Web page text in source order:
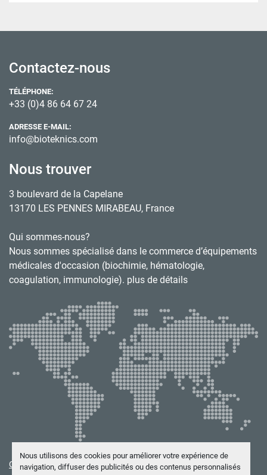
Nous utilisons des cookies pour améliorer votre expérience de
navigation, diffuser des publicités ou des contenus personnalisés
Contactez-nous
TÉLÉPHONE:
+33 (0)4 86 64 67 24
ADRESSE E-MAIL:
info@bioteknics.com
Nous trouver
3 boulevard de la Capelane
13170 LES PENNES MIRABEAU, France
Qui sommes-nous?
Nous sommes spécialisé dans le commerce d’équipements
médicales d'occasion (biochimie, hématologie,
coagulation, immunologie). plus de détails
Gérez les cookies